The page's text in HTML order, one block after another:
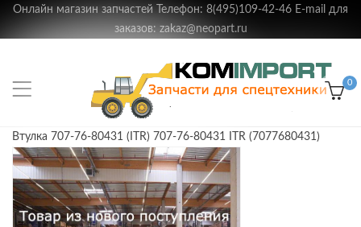
Онлайн магазин запчастей Телефон: 8(495)109-42-46 E-mail для
заказов: zakaz@neopart.ru
0
Втулка 707-76-80431 (ITR) 707-76-80431 ITR (7077680431)